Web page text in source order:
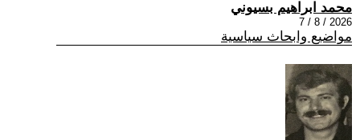
محمد ابراهيم بسيوني
2026 / 8 / 7
مواضيع وابحاث سياسية